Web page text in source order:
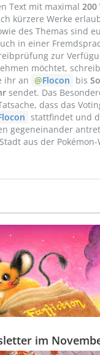
Text mit maximal 200
kürzere Werke
des Themas sind
in einer
zur
möchtet,
ihr an
Flocon bis
sendet. Das
dass das
stattfindet und
gegeneinander
aus der
im